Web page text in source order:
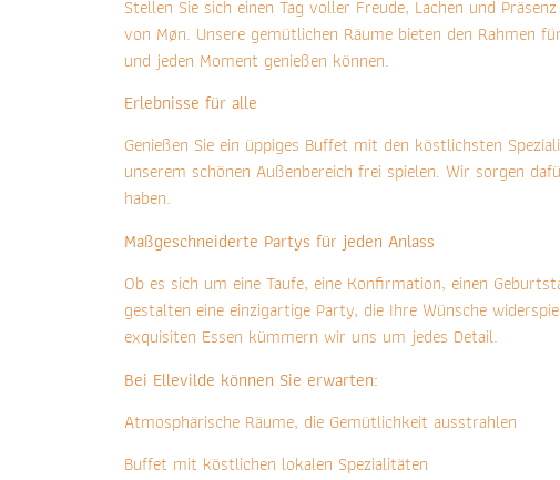
Stellen Sie sich einen Tag voller Freude, Lachen und
von Møn. Unsere gemütlichen Räume bieten den Rahmen
und jeden Moment genießen können.
Erlebnisse für alle
Genießen Sie ein üppiges Buffet mit den köstlichsten
unserem schönen Außenbereich frei spielen. Wir sorgen
haben.
Maßgeschneiderte Partys für jeden Anlass
Ob es sich um eine Taufe, eine Konfirmation, einen
gestalten eine einzigartige Party, die Ihre Wünsche
exquisiten Essen kümmern wir uns um jedes Detail.
Bei Ellevilde können Sie erwarten:
Atmosphärische Räume, die Gemütlichkeit ausstrahlen
Buffet mit köstlichen lokalen Spezialitäten